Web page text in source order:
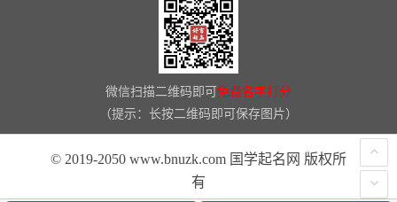
微信扫描二维码即可免费名字打分
（提示：长按二维码即可保存图片）
© 2019-2050 www.bnuzk.com 国学起名网 版权所
有